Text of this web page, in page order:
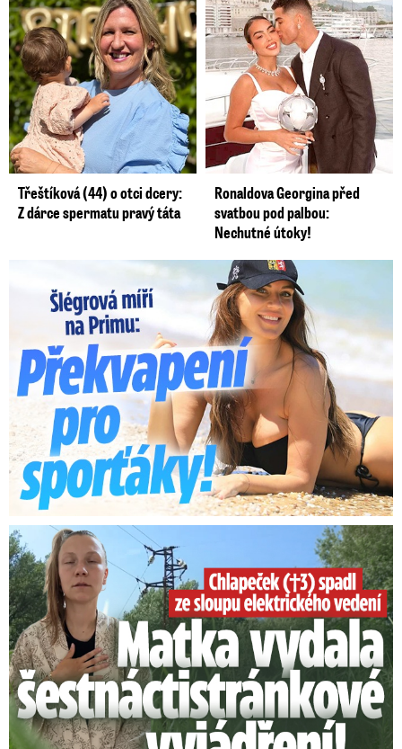
Třeštíková (44) o otci dcery:
Z dárce spermatu pravý táta
Ronaldova Georgina před
svatbou pod palbou:
Nechutné útoky!
Lucie Šlégrová míří na Primu. Překvapení pro sporťáky!
Smrtelný pád chlapce: Matka vydala vyjádření na 16 stran